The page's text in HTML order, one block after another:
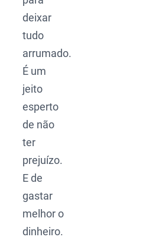
deixar
tudo
arrumado.
É um
jeito
esperto
de não
ter
prejuízo.
E de
gastar
melhor o
dinheiro.